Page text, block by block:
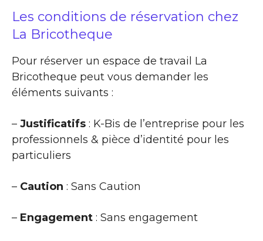
Les conditions de réservation chez
La Bricotheque
Pour réserver un espace de travail La
Bricotheque peut vous demander les
éléments suivants :
– Justificatifs : K-Bis de l’entreprise pour les
professionnels & pièce d’identité pour les
particuliers
– Caution : Sans Caution
– Engagement : Sans engagement